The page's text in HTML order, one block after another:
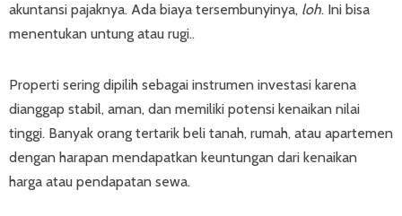
akuntansi pajaknya. Ada biaya tersembunyinya, loh. Ini bisa
menentukan untung atau rugi..
Properti sering dipilih sebagai instrumen investasi karena
dianggap stabil, aman, dan memiliki potensi kenaikan nilai
tinggi. Banyak orang tertarik beli tanah, rumah, atau apartemen
dengan harapan mendapatkan keuntungan dari kenaikan
harga atau pendapatan sewa.